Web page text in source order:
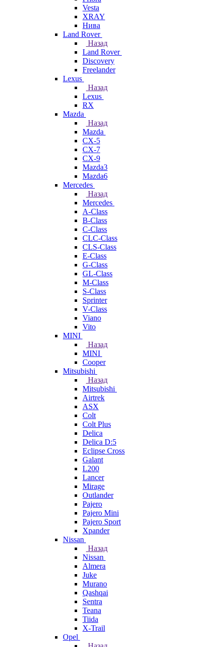
Vesta
XRAY
Нива
Land Rover
Назад
Land Rover
Discovery
Freelander
Lexus
Назад
Lexus
RX
Mazda
Назад
Mazda
CX-5
CX-7
CX-9
Mazda3
Mazda6
Mercedes
Назад
Mercedes
A-Class
B-Class
C-Class
CLC-Class
CLS-Class
E-Class
G-Class
GL-Class
M-Class
S-Class
Sprinter
V-Class
Viano
Vito
MINI
Назад
MINI
Cooper
Mitsubishi
Назад
Mitsubishi
Airtrek
ASX
Colt
Colt Plus
Delica
Delica D:5
Eclipse Cross
Galant
L200
Lancer
Mirage
Outlander
Pajero
Pajero Mini
Pajero Sport
Xpander
Nissan
Назад
Nissan
Almera
Juke
Murano
Qashqai
Sentra
Teana
Tiida
X-Trail
Opel